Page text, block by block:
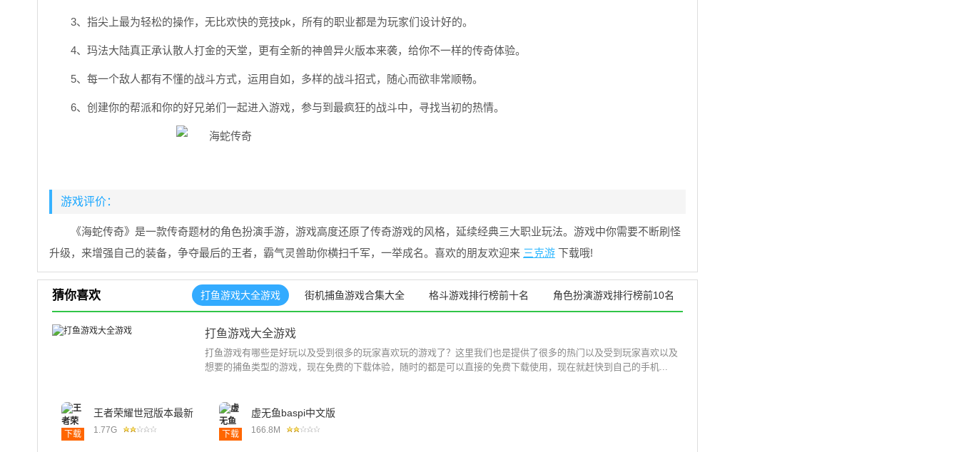
3、指尖上最为轻松的操作，无比欢快的竞技pk，所有的职业都是为玩家们设计好的。
4、玛法大陆真正承认散人打金的天堂，更有全新的神兽异火版本来袭，给你不一样的传奇体验。
5、每一个敌人都有不懂的战斗方式，运用自如，多样的战斗招式，随心而欲非常顺畅。
6、创建你的帮派和你的好兄弟们一起进入游戏，参与到最疯狂的战斗中，寻找当初的热情。
游戏评价：
《海蛇传奇》是一款传奇题材的角色扮演手游，游戏高度还原了传奇游戏的风格，延续经典三大职业玩法。游戏中你需要不断刷怪
升级，来增强自己的装备，争夺最后的王者，霸气灵兽助你横扫千军，一举成名。喜欢的朋友欢迎来 三克游 下载哦!
猜你喜欢 打鱼游戏大全游戏 街机捕鱼游戏合集大全 格斗游戏排行榜前十名 角色扮演游戏排行榜前10名
打鱼游戏大全游戏
打鱼游戏有哪些是好玩以及受到很多的玩家喜欢玩的游戏了？这里我们也是提供了很多的热门以及受到玩家喜欢以及
想要的捕鱼类型的游戏，现在免费的下载体验，随时的都是可以直接的免费下载使用，现在就赶快到自己的手机...
下载
王者荣耀世冠版本最新
版2024
1.77G 下载
虚无鱼baspi中文版
2024免费
166.8M